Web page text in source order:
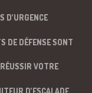
D’URGENCE
DE DÉFENSE SONT
VOTRE
D’ESCALADE